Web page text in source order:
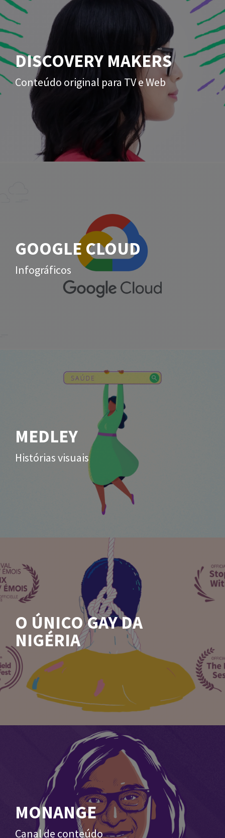
DISCOVERY MAKERS
Conteúdo original para TV e Web
GOOGLE CLOUD
Infográficos
MEDLEY
Histórias visuais
O ÚNICO GAY DA
NIGÉRIA
MONANGE
Canal de conteúdo